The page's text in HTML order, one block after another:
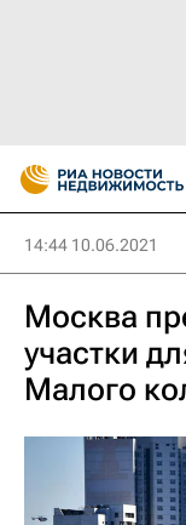
14:44 10.06.2021
Москва
участки
Малого